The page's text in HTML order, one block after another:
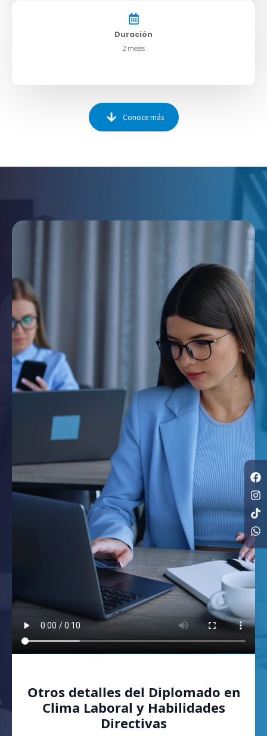
Duración
2 meses
Conoce más
Otros detalles del Diplomado en
Clima Laboral y Habilidades
Directivas